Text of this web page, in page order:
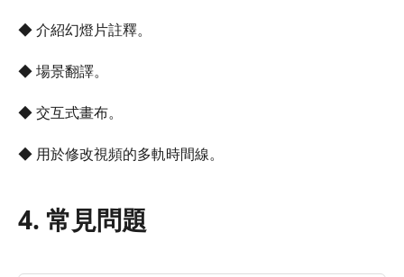
◆ 介紹幻燈片註釋。
◆ 場景翻譯。
◆ 交互式畫布。
◆ 用於修改視頻的多軌時間線。
4. 常見問題